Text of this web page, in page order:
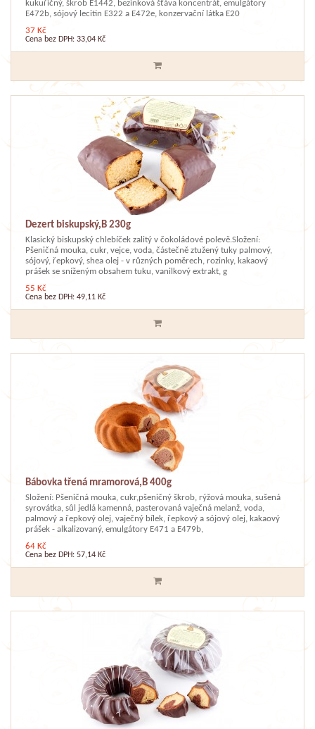
kukuřičný, škrob E1442, bezinková šťáva koncentrát, emulgátory
E472b, sójový lecitin E322 a E472e, konzervační látka E20
37 Kč
Cena bez DPH: 33,04 Kč
Dezert biskupský,B 230g
Klasický biskupský chlebíček zalitý v čokoládové polevě.Složení:
Pšeničná mouka, cukr, vejce, voda, částečně ztužený tuky palmový,
sójový, řepkový, shea olej - v různých poměrech, rozinky, kakaový
prášek se sníženým obsahem tuku, vanilkový extrakt, g
55 Kč
Cena bez DPH: 49,11 Kč
Bábovka třená mramorová,B 400g
Složení: Pšeničná mouka, cukr,pšeničný škrob, rýžová mouka, sušená
syrovátka, sůl jedlá kamenná, pasterovaná vaječná melanž, voda,
palmový a řepkový olej, vaječný bílek, řepkový a sójový olej, kakaový
prášek - alkalizovaný, emulgátory E471 a E479b,
64 Kč
Cena bez DPH: 57,14 Kč